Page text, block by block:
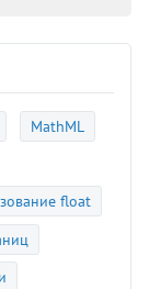
MathML
float